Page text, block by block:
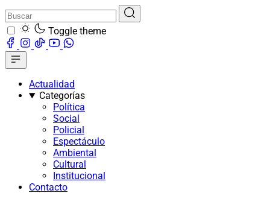
Toggle theme
Actualidad
Categorías
Política
Social
Policial
Espectáculo
Ambiental
Cultural
Institucional
Contacto